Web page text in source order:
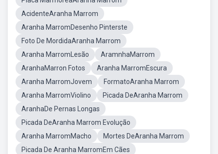
AcidenteAranha Marrom
Aranha MarromDesenho Pinterste
Foto De MordidaAranha Marrom
Aranha MarromLesão
AramnhaMarrom
AranhaMarron Fotos
Aranha MarromEscura
Aranha MarromJovem
FormatoAranha Marrom
Aranha MarromViolino
Picada DeAranha Marrom
AranhaDe Pernas Longas
Picada DeAranha Marrom Evolução
Aranha MarromMacho
Mortes DeAranha Marrom
Picada De Aranha MarromEm Cães